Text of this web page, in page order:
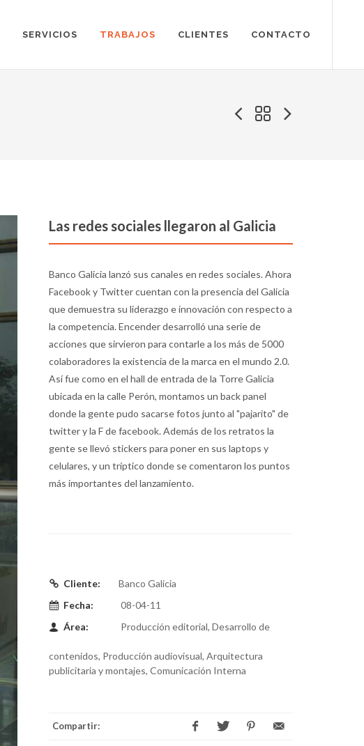
SERVICIOS TRABAJOS CLIENTES CONTACTO
Las redes sociales llegaron al Galicia
Banco Galicia lanzó sus canales en redes sociales. Ahora
Facebook y Twitter cuentan con la presencia del Galicia
que demuestra su liderazgo e innovación con respecto a
la competencia. Encender desarrolló una serie de
acciones que sirvieron para contarle a los más de 5000
colaboradores la existencia de la marca en el mundo 2.0.
Así fue como en el hall de entrada de la Torre Galicia
ubicada en la calle Perón, montamos un back panel
donde la gente pudo sacarse fotos junto al "pajarito" de
twitter y la F de facebook. Además de los retratos la
gente se llevó stickers para poner en sus laptops y
celulares, y un tríptico donde se comentaron los puntos
más importantes del lanzamiento.
Cliente:
Banco Galicia
Fecha:
08-04-11
Área:
Producción editorial, Desarrollo de
contenidos, Producción audiovisual, Arquitectura
publicitaria y montajes, Comunicación Interna
Compartir: